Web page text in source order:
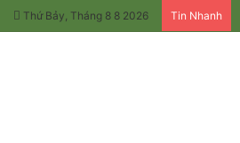
Thứ Bảy, Tháng 8 8 2026 Tin Nhanh